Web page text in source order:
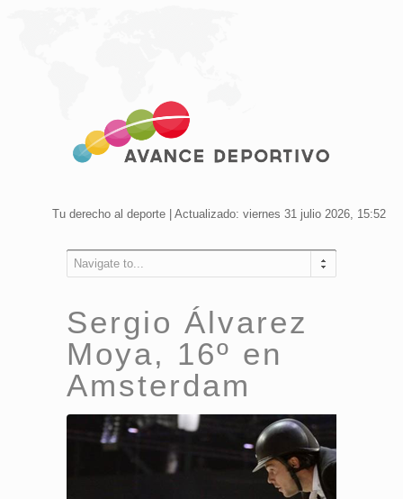
Tu derecho al deporte | Actualizado: viernes 31 julio 2026, 15:52
Navigate to...
Sergio Álvarez
Moya, 16º en
Amsterdam